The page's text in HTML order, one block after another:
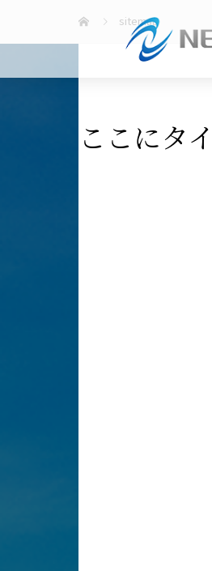
sitemap
ここにタ